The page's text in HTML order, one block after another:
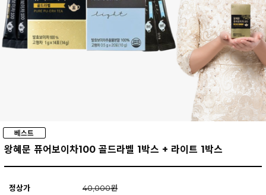
왕혜문 퓨어보이차100 골드라벨 1박스 + 라이트 1박스
정상가
40,000원